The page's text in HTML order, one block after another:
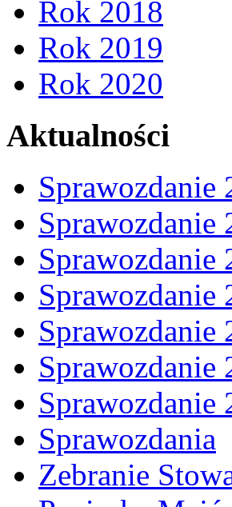
Rok 2018
Rok 2019
Rok 2020
Aktualności
Sprawozdanie
Sprawozdanie
Sprawozdanie
Sprawozdanie
Sprawozdanie
Sprawozdanie
Sprawozdanie
Sprawozdania
Zebranie